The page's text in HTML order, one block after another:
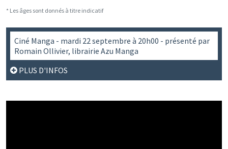
* Les âges sont donnés à titre indicatif
Ciné Manga - mardi 22 septembre à 20h00 - présenté par
Romain Ollivier, librairie Azu Manga
PLUS D'INFOS